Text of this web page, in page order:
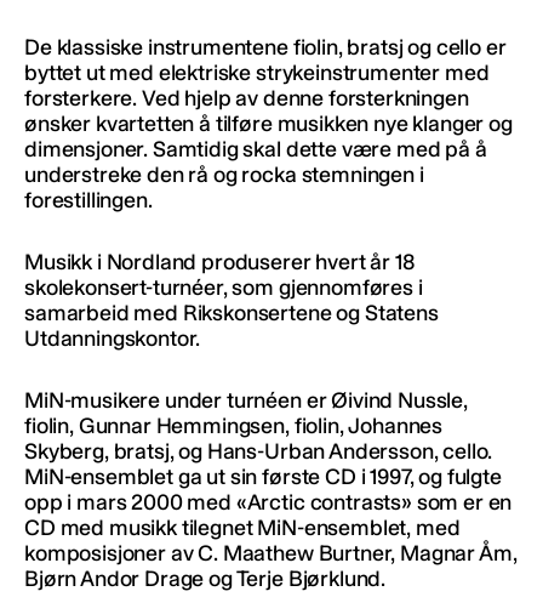
De klassiske instrumentene fiolin, bratsj og cello er
byttet ut med elektriske strykeinstrumenter med
forsterkere. Ved hjelp av denne forsterkningen
ønsker kvartetten å tilføre musikken nye klanger og
dimensjoner. Samtidig skal dette være med på å
understreke den rå og rocka stemningen i
forestillingen.
Musikk i Nordland produserer hvert år 18
skolekonsert-turnéer, som gjennomføres i
samarbeid med Rikskonsertene og Statens
Utdanningskontor.
MiN-musikere under turnéen er Øivind Nussle,
fiolin, Gunnar Hemmingsen, fiolin, Johannes
Skyberg, bratsj, og Hans-Urban Andersson, cello.
MiN-ensemblet ga ut sin første CD i 1997, og fulgte
opp i mars 2000 med «Arctic contrasts» som er en
CD med musikk tilegnet MiN-ensemblet, med
komposisjoner av C. Maathew Burtner, Magnar Åm,
Bjørn Andor Drage og Terje Bjørklund.